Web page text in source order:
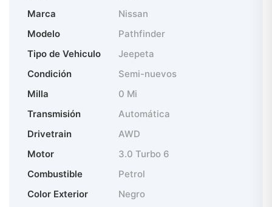
Marca
Nissan
Modelo
Pathfinder
Tipo de Vehiculo
Jeepeta
Condición
Semi-nuevos
Milla
0 Mi
Transmisión
Automática
Drivetrain
AWD
Motor
3.0 Turbo 6
Combustible
Petrol
Color Exterior
Negro